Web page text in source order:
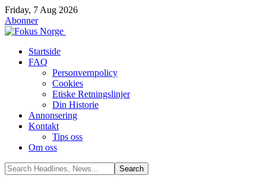
Friday, 7 Aug 2026
Abonner
Startside
FAQ
Personvernpolicy
Cookies
Etiske Retningslinjer
Din Historie
Annonsering
Kontakt
Tips oss
Om oss